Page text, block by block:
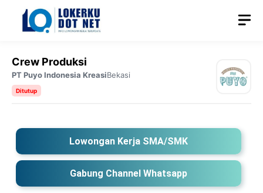
Langsung
Crew Produksi
PT Puyo Indonesia KreasiBekasi
Ditutup
Lowongan Kerja SMA/SMK
Gabung Channel Whatsapp